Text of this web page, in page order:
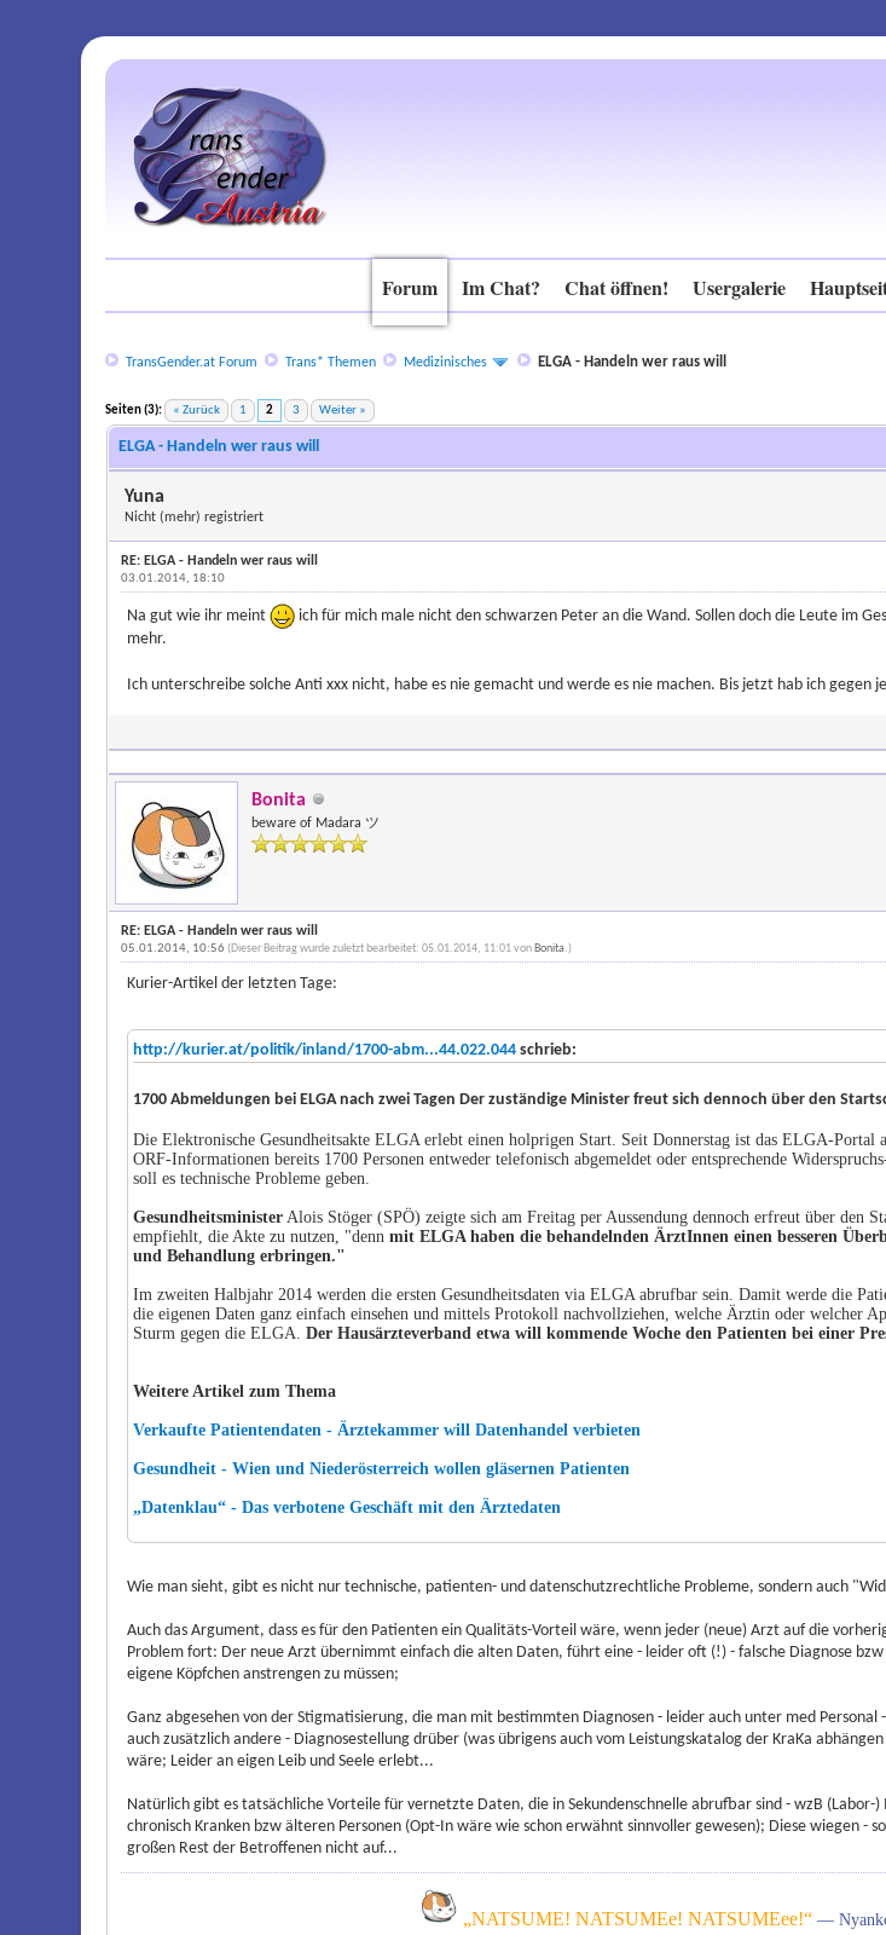
Forum Im Chat? Chat öffnen! Usergalerie
TransGender.at Forum Trans* Themen Medizinisches ELGA - Handeln wer raus will
Seiten (3): « Zurück 1 2 3 Weiter »
ELGA - Handeln wer raus will
Yuna
Nicht (mehr) registriert
RE: ELGA - Handeln wer raus will
03.01.2014, 18:10
Na gut wie ihr meint
ich für mich male nicht den schwarzen Peter an die Wand. Sollen doch die Leute im
mehr.
Ich unterschreibe solche Anti xxx nicht, habe es nie gemacht und werde es nie machen. Bis jetzt hab ich
Bonita
beware of Madara ツ
RE: ELGA - Handeln wer raus will
05.01.2014, 10:56 (Dieser Beitrag wurde zuletzt bearbeitet: 05.01.2014, 11:01 vonBonita.)
Kurier-Artikel der letzten Tage:
http://kurier.at/politik/inland/1700-abm...44.022.044schrieb:
1700 Abmeldungen bei ELGA nach zwei Tagen Der zuständige Minister freut sich dennoch über den
Die Elektronische Gesundheitsakte ELGA erlebt einen holprigen Start. Seit Donnerstag ist das ELGA-Portal
ORF-Informationen bereits 1700 Personen entweder telefonisch abgemeldet oder entsprechende
soll es technische Probleme geben.
GesundheitsministerAlois Stöger (SPÖ) zeigte sich am Freitag per Aussendung dennoch erfreut über den
empfiehlt, die Akte zu nutzen, "denn mit ELGA haben die behandelnden ÄrztInnen einen besseren
und Behandlung erbringen."
Im zweiten Halbjahr 2014 werden die ersten Gesundheitsdaten via ELGA abrufbar sein. Damit werde die
die eigenen Daten ganz einfach einsehen und mittels Protokoll nachvollziehen, welche Ärztin oder welcher
Sturm gegen die ELGA. Der Hausärzteverband etwa will kommende Woche den Patienten bei einer
Weitere Artikel zum Thema
Verkaufte Patientendaten - Ärztekammer will Datenhandel verbieten
Gesundheit - Wien und Niederösterreich wollen gläsernen Patienten
„Datenklau“ - Das verbotene Geschäft mit den Ärztedaten
Wie man sieht, gibt es nicht nur technische, patienten- und datenschutzrechtliche Probleme, sondern auch
Auch das Argument, dass es für den Patienten ein Qualitäts-Vorteil wäre, wenn jeder (neue) Arzt auf die
Problem fort: Der neue Arzt übernimmt einfach die alten Daten, führt eine - leider oft (!) - falsche Diagnose
eigene Köpfchen anstrengen zu müssen;
Ganz abgesehen von der Stigmatisierung, die man mit bestimmten Diagnosen - leider auch unter med
auch zusätzlich andere - Diagnosestellung drüber (was übrigens auch vom Leistungskatalog der KraKa
wäre; Leider an eigen Leib und Seele erlebt...
Natürlich gibt es tatsächliche Vorteile für vernetzte Daten, die in Sekundenschnelle abrufbar sind - wzB
chronisch Kranken bzw älteren Personen (Opt-In wäre wie schon erwähnt sinnvoller gewesen); Diese wiegen -
großen Rest der Betroffenen nicht auf...
„NATSUME! NATSUMEe! NATSUMEee!“ —